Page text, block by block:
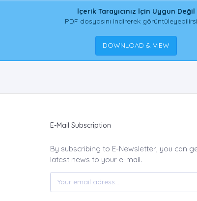
İçerik Tarayıcınız İçin Uygun Değil
PDF dosyasını indirerek
DOWNLOAD & VIEW
E-Mail Subscription
By subscribing to E-Newsletter, you can
latest news to your e-mail.